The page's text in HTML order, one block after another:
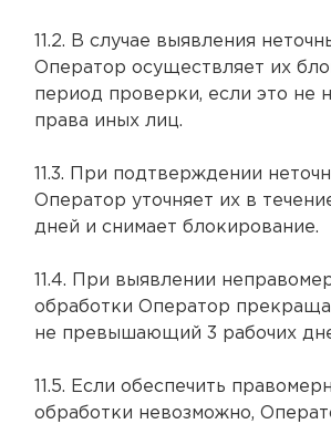
11.2. В случае выявления
Оператор осуществляет их
период проверки, если это не
права иных лиц.
11.3. При подтверждении
Оператор уточняет их в
дней и снимает блокирование.
11.4. При выявлении
обработки Оператор
не превышающий 3 рабочих
11.5. Если обеспечить
обработки невозможно,